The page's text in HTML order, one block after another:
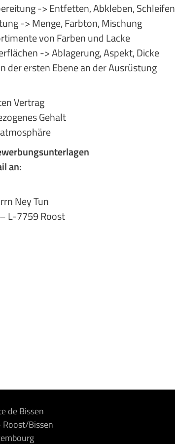
-> Entfetten, Abkleben, Schleifen
-> Menge, Farbton, Mischung
von Farben und Lacke
-> Ablagerung, Aspekt, Dicke
der ersten Ebene an der Ausrüstung
Vertrag
Gehalt
an:
Ney Tun
L-7759 Roost
de Bissen
Roost/Bissen